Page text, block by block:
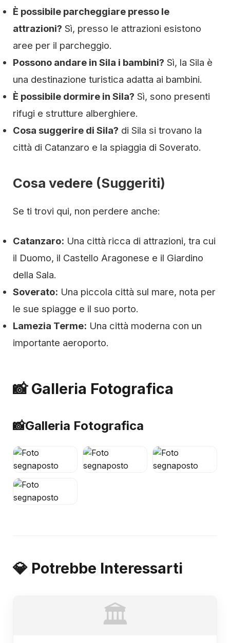
È possibile parcheggiare presso le
attrazioni? Sì, presso le attrazioni esistono
aree per il parcheggio.
Possono andare in Sila i bambini? Sì, la Sila è
una destinazione turistica adatta ai bambini.
È possibile dormire in Sila? Sì, sono presenti
rifugi e strutture alberghiere.
Cosa suggerire di Sila? di Sila si trovano la
città di Catanzaro e la spiaggia di Soverato.
Cosa vedere (Suggeriti)
Se ti trovi qui, non perdere anche:
Catanzaro: Una città ricca di attrazioni, tra cui
il Duomo, il Castello Aragonese e il Giardino
della Sala.
Soverato: Una piccola città sul mare, nota per
le sue spiagge e il suo porto.
Lamezia Terme: Una città moderna con un
importante aeroporto.
📸 Galleria Fotografica
📸Galleria Fotografica
💎 Potrebbe Interessarti
🏛️